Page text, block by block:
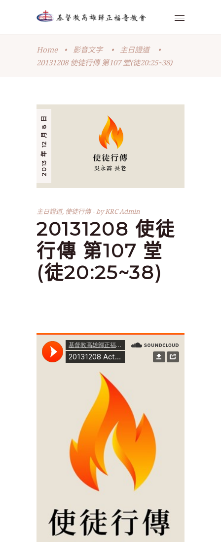
Home • 影音文字 • 主日證道
•
20131208 使徒行傳 第107 堂(徒20:25~38)
2013 年 12 月 8 日
主日證道, 使徒行傳 byKRC Admin
20131208 使徒
行傳 第107 堂
(徒20:25~38)